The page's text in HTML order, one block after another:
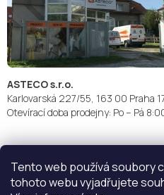
Tento web používá soubory
tohoto webu vyjadřujete
ASTECO s.r.o.
Karlovarská 227/55, 163 00 Praha
Otevírací doba prodejny: Po – Pá
Doprava: